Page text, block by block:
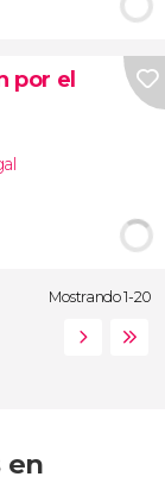
por el
Mostrando 1-20
en